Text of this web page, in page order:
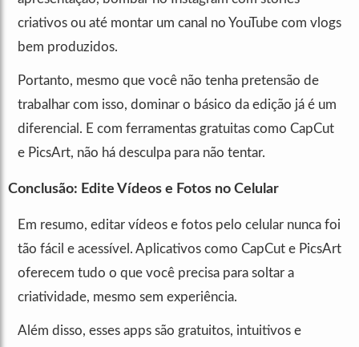
criativos ou até montar um canal no YouTube com vlogs
bem produzidos.
Portanto, mesmo que você não tenha pretensão de
trabalhar com isso, dominar o básico da edição já é um
diferencial. E com ferramentas gratuitas como CapCut
e PicsArt, não há desculpa para não tentar.
Conclusão: Edite Vídeos e Fotos no Celular
Em resumo, editar vídeos e fotos pelo celular nunca foi
tão fácil e acessível. Aplicativos como CapCut e PicsArt
oferecem tudo o que você precisa para soltar a
criatividade, mesmo sem experiência.
Além disso, esses apps são gratuitos, intuitivos e